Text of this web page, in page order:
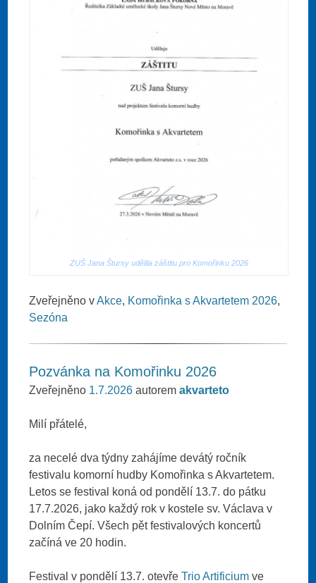
ZUŠ Jana Štursy udělila záštitu pro Komořinku 2026
Zveřejněno vAkce, Komořinka s Akvartetem 2026,
Sezóna
Pozvánka na Komořinku 2026
Zveřejněno 1.7.2026 autoremakvarteto
Milí přátelé,
za necelé dva týdny zahájíme devátý ročník
festivalu komorní hudby Komořinka s Akvartetem.
Letos se festival koná od pondělí 13.7. do pátku
17.7.2026, jako každý rok v kostele sv. Václava v
Dolním Čepí. Všech pět festivalových koncertů
začíná ve 20 hodin.
Festival v pondělí 13.7. otevřeTrio Artificium ve